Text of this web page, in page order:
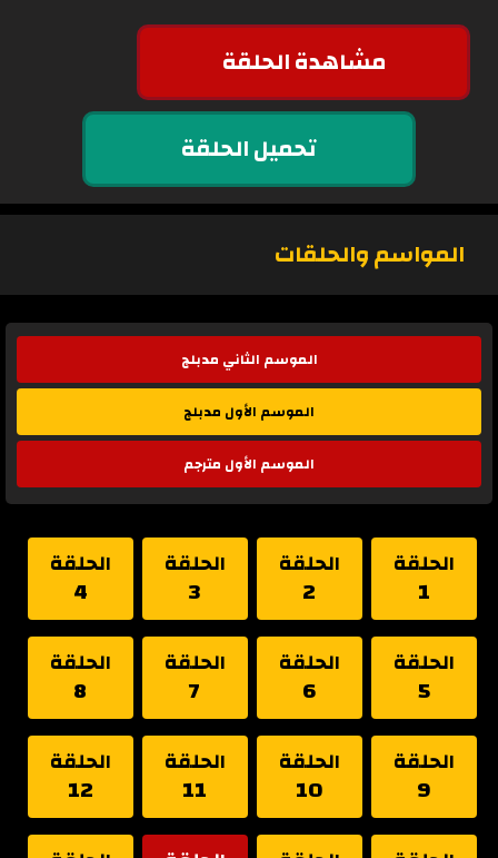
مشاهدة الحلقة
تحميل الحلقة
المواسم والحلقات
الموسم الثاني مدبلج
الموسم الأول مدبلج
الموسم الأول مترجم
الحلقة
1
الحلقة
2
الحلقة
3
الحلقة
4
الحلقة
5
الحلقة
6
الحلقة
7
الحلقة
8
الحلقة
9
الحلقة
10
الحلقة
11
الحلقة
12